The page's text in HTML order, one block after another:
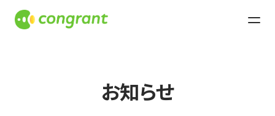
お知らせ